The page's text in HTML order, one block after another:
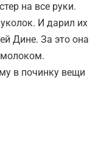
на все руки.
И дарил их
Дине. За это она
в починку вещи